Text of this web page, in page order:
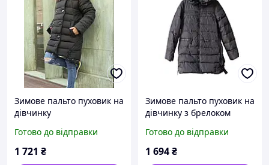
Зимове пальто пуховик на
дівчинку
Готово до відправки
1 721 ₴
Зимове пальто пуховик на
дівчинку з брелоком
Готово до відправки
1 694₴